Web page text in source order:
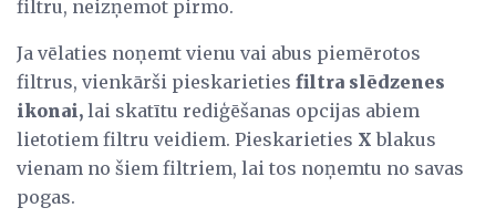
filtru, neizņemot pirmo.
Ja vēlaties noņemt vienu vai abus piemērotos
filtrus, vienkārši pieskarieties filtra slēdzenes
ikonai, lai skatītu rediģēšanas opcijas abiem
lietotiem filtru veidiem. Pieskarieties X blakus
vienam no šiem filtriem, lai tos noņemtu no savas
pogas.